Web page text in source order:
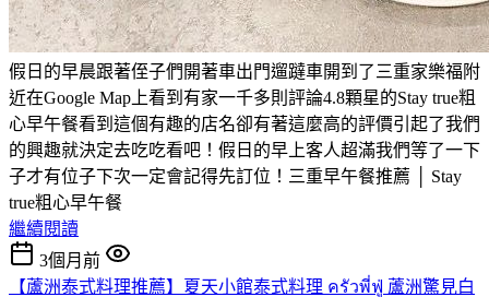
假日的早晨跟著侄子們開著車出門遛躂車開到了三重家樂福附
近在Google Map上看到有家一千多則評論4.8顆星的Stay true粗
心早午餐看到這個有趣的店名卻有著這麼高的評價引起了我們
的興趣就決定去吃吃看吧！假日的早上客人超滿我們等了一下
子才有位子下次一定會記得先訂位！三重早午餐推薦 │ Stay
true粗心早午餐
繼續閱讀
3個月前
【蘆洲泰式料理推薦】夏天小館泰式料理 ครัวพี่ฟู่ 蘆洲驚見白